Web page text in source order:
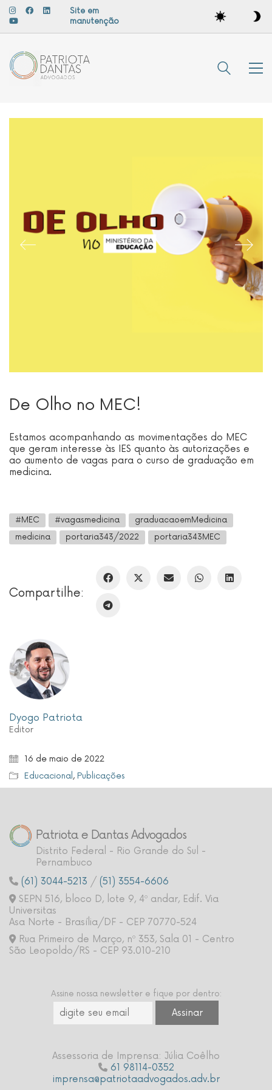
Site em
manutenção
De Olho no MEC!
Estamos acompanhando as movimentações do MEC
que geram interesse às IES quanto às autorizações e
ao aumento de vagas para o curso de graduação em
medicina.
#MEC #vagasmedicina
graduacaoemMedicina
medicina
portaria343/2022 portaria343MEC
Compartilhe:
Dyogo Patriota
Editor
16 de maio de 2022
Educacional , Publicações
Patriota e Dantas Advogados
Distrito Federal - Rio Grande do Sul -
Pernambuco
(61) 3044-5213 / (51) 3554-6606
SEPN 516, bloco D, lote 9, 4º andar, Edif. Via
Universitas
Asa Norte - Brasília/DF - CEP 70770-524
Rua Primeiro de Março, nº 353, Sala 01 - Centro
São Leopoldo/RS - CEP 93.010-210
Assine nossa newsletter e fique por dentro:
Assessoria de Imprensa: Júlia Coêlho
61 98114-0352
imprensa@patriotaadvogados.adv.br